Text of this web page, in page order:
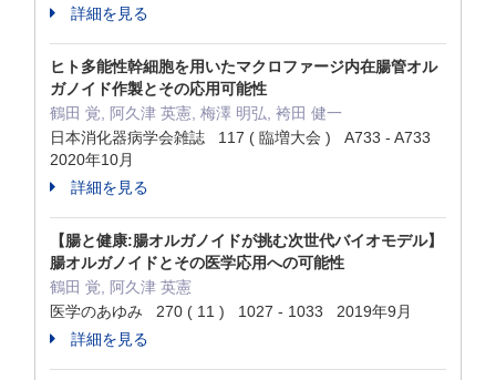
詳細を見る
ヒト多能性幹細胞を用いたマクロファージ内在腸管オル
ガノイド作製とその応用可能性
鶴田 覚, 阿久津 英憲, 梅澤 明弘, 袴田 健一
日本消化器病学会雑誌 117 ( 臨増大会 ) A733 - A733
2020年10月
詳細を見る
【腸と健康:腸オルガノイドが挑む次世代バイオモデル】
腸オルガノイドとその医学応用への可能性
鶴田 覚, 阿久津 英憲
医学のあゆみ 270 ( 11 ) 1027 - 1033 2019年9月
詳細を見る